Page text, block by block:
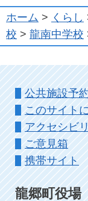
ホーム > くらし
校 > 龍南中学校
公共施設予
このサイト
アクセシビ
ご意見箱
携帯サイト
龍郷町役場